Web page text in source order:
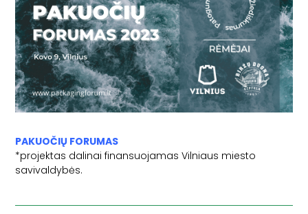
PAKUOČIŲ FORUMAS
*projektas dalinai finansuojamasVilniaus miesto
savivaldybės.